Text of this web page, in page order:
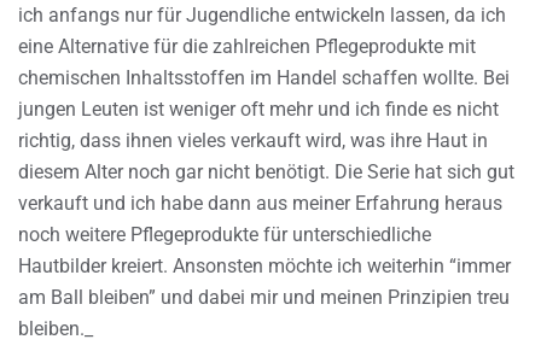
ich anfangs nur für Jugendliche entwickeln lassen, da ich
eine Alternative für die zahlreichen Pflegeprodukte mit
chemischen Inhaltsstoffen im Handel schaffen wollte. Bei
jungen Leuten ist weniger oft mehr und ich finde es nicht
richtig, dass ihnen vieles verkauft wird, was ihre Haut in
diesem Alter noch gar nicht benötigt. Die Serie hat sich gut
verkauft und ich habe dann aus meiner Erfahrung heraus
noch weitere Pflegeprodukte für unterschiedliche
Hautbilder kreiert. Ansonsten möchte ich weiterhin “immer
am Ball bleiben” und dabei mir und meinen Prinzipien treu
bleiben._